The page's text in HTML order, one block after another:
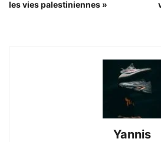
les vies palestiniennes »
Yannis